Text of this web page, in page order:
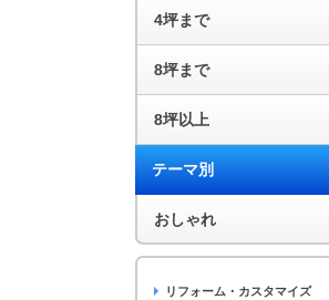
4坪まで
8坪まで
8坪以上
テーマ別
おしゃれ
リフォーム・カスタマイズ